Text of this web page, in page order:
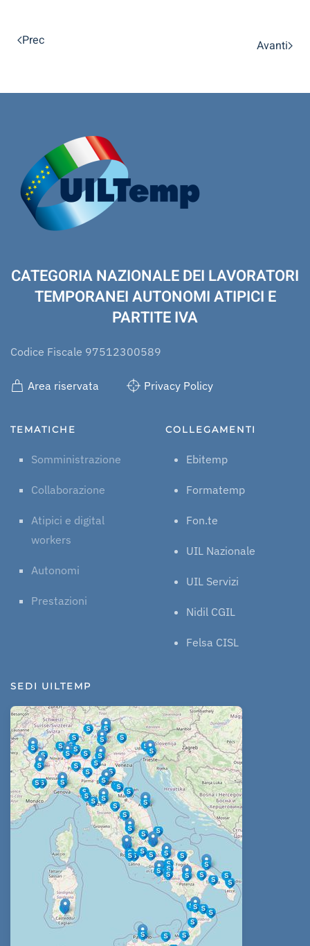
Prec Avanti
CATEGORIA NAZIONALE DEI LAVORATORI
TEMPORANEI AUTONOMI ATIPICI E
PARTITE IVA
Codice Fiscale 97512300589
Area riservata Privacy Policy
TEMATICHE
Somministrazione
Collaborazione
Atipici e digital
workers
Autonomi
Prestazioni
COLLEGAMENTI
Ebitemp
Formatemp
Fon.te
UIL Nazionale
UIL Servizi
Nidil CGIL
Felsa CISL
SEDI UILTEMP